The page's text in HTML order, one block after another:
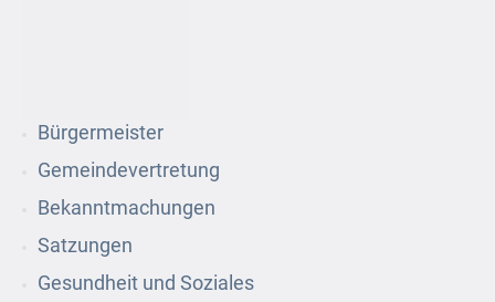
Bürgermeister
Gemeindevertretung
Bekanntmachungen
Satzungen
Gesundheit und Soziales